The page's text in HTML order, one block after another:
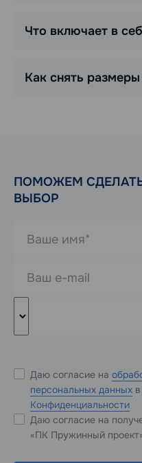
Что включает в
Как снять
ПОМОЖЕМ
ВЫБОР
Даю согласие на
персональных данных
Конфиденциальности
Даю согласие на
«ПК Пружинный